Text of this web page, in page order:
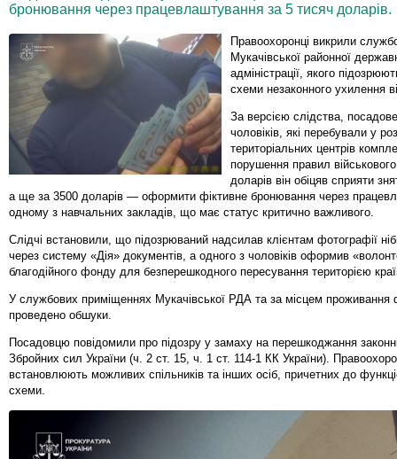
бронювання через працевлаштування за 5 тисяч доларів.
Правоохоронці викрили
Мукачівської районної
адміністрації, якого
схеми незаконного ухилення
За версією слідства,
чоловіків, які перебували у
територіальних центрів
порушення правил
доларів він обіцяв сприяти
а ще за 3500 доларів — оформити фіктивне бронювання через
одному з навчальних закладів, що має статус критично важливого.
Слідчі встановили, що підозрюваний надсилав клієнтам фотографії
через систему «Дія» документів, а одного з чоловіків оформив
благодійного фонду для безперешкодного пересування територією
У службових приміщеннях Мукачівської РДА та за місцем проживання
проведено обшуки.
Посадовцю повідомили про підозру у замаху на перешкоджання
Збройних сил України (ч. 2 ст. 15, ч. 1 ст. 114-1 КК України).
встановлюють можливих спільників та інших осіб, причетних до
схеми.